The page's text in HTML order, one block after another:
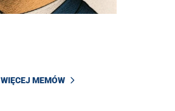
WIĘCEJ MEMÓW